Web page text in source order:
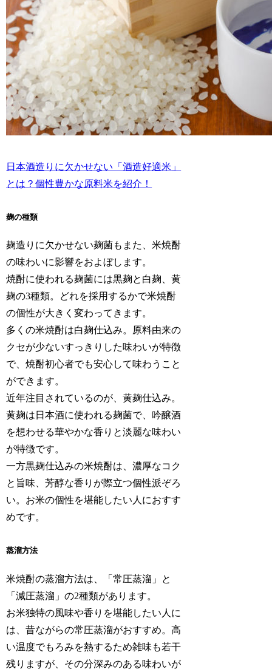
日本酒造りに欠かせない「酒造好適米」
とは？個性豊かな原料米を紹介！
麹の種類
麹造りに欠かせない麹菌もまた、米焼酎
の味わいに影響をおよぼします。
焼酎に使われる麹菌には黒麹と白麹、黄
麹の3種類。どれを採用するかで米焼酎
の個性が大きく変わってきます。
多くの米焼酎は白麹仕込み。原料由来の
クセが少ないすっきりした味わいが特徴
で、焼酎初心者でも安心して味わうこと
ができます。
近年注目されているのが、黄麹仕込み。
黄麹は日本酒に使われる麹菌で、吟醸酒
を想わせる華やかな香りと淡麗な味わい
が特徴です。
一方黒麹仕込みの米焼酎は、濃厚なコク
と旨味、芳醇な香りが際立つ個性派ぞろ
い。お米の個性を堪能したい人におすす
めです。
蒸溜方法
米焼酎の蒸溜方法は、「常圧蒸溜」と
「減圧蒸溜」の2種類があります。
お米独特の風味や香りを堪能したい人に
は、昔ながらの常圧蒸溜がおすすめ。高
い温度でもろみを熱するため雑味も若干
残りますが、その分深みのある味わいが